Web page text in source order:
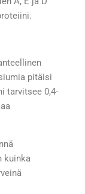
pitäisi
tarvitsee 0,4-
kuinka